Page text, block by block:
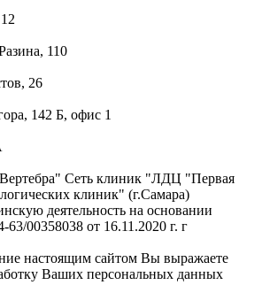
110
26
142 Б, офис 1
Сеть клиник "ЛДЦ "Первая
клиник" (г.Самара)
деятельность на основании
00358038 от 16.11.2020 г. г
настоящим сайтом Вы выражаете
Ваших персональных данных